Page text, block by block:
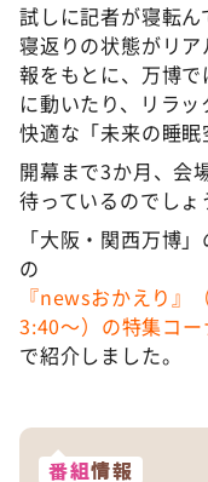
試しに記者が寝転
寝返りの状態がリ
報をもとに、万博
に動いたり、リラ
快適な「未来の睡眠
開幕まで3か月、会
待っているのでしょ
「大阪・関西万博
の
『newsおかえり』
3:40〜）の特集コー
で紹介しました。
番組情報